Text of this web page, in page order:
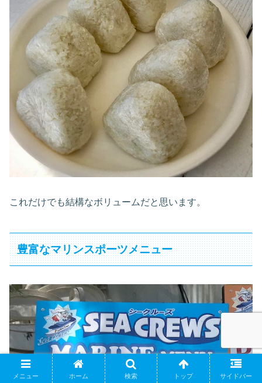
これだけでも結構なボリュームだと思います。
豊富なマリンスポーツメニュー
メニュー ホーム 検索 トップ サイドバー